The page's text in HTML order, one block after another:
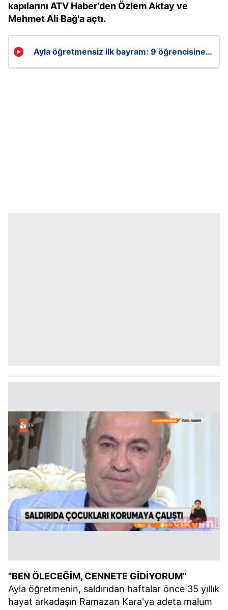
kapılarını ATV Haber'den Özlem Aktay ve
Mehmet Ali Bağ'a açtı.
Ayla öğretmensiz ilk bayram: 9 öğrencisine
"BEN ÖLECEĞİM, CENNETE GİDİYORUM"
Ayla öğretmenin, saldırıdan haftalar önce 35 yıllık
hayat arkadaşın Ramazan Kara'ya adeta malum